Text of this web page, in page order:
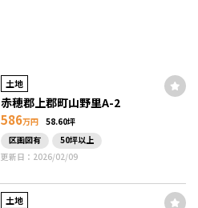
土地
赤穂郡上郡町山野里A-2
586万円
58.60坪
区画図有
50坪以上
更新日：2026/02/09
土地